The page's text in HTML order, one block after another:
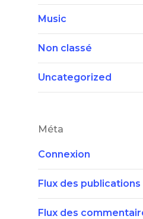
Music
Non classé
Uncategorized
Méta
Connexion
Flux des publications
Flux des